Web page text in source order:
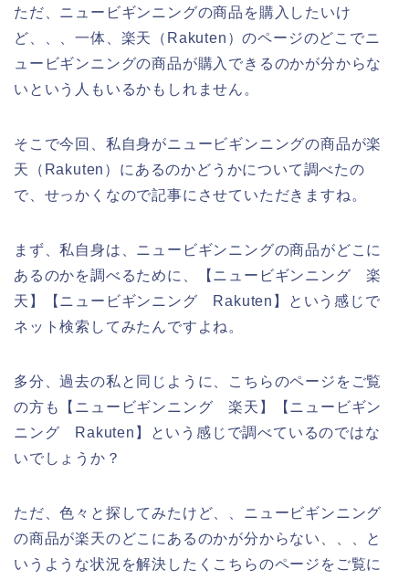
ただ、ニュービギンニングの商品を購入したいけ
ど、、、一体、楽天（Rakuten）のページのどこでニ
ュービギンニングの商品が購入できるのかが分からな
いという人もいるかもしれません。
そこで今回、私自身がニュービギンニングの商品が楽
天（Rakuten）にあるのかどうかについて調べたの
で、せっかくなので記事にさせていただきますね。
まず、私自身は、ニュービギンニングの商品がどこに
あるのかを調べるために、【ニュービギンニング 楽
天】【ニュービギンニング Rakuten】という感じで
ネット検索してみたんですよね。
多分、過去の私と同じように、こちらのページをご覧
の方も【ニュービギンニング 楽天】【ニュービギン
ニング Rakuten】という感じで調べているのではな
いでしょうか？
ただ、色々と探してみたけど、、ニュービギンニング
の商品が楽天のどこにあるのかが分からない、、、と
いうような状況を解決したくこちらのページをご覧に